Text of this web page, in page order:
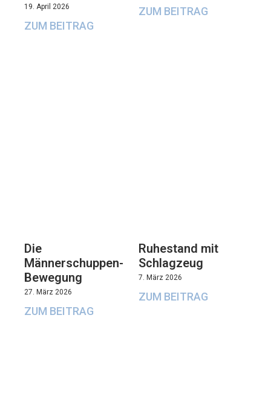
19. April 2026
ZUM BEITRAG
ZUM BEITRAG
Die
Männerschuppen-
Bewegung
27. März 2026
ZUM BEITRAG
Ruhestand mit
Schlagzeug
7. März 2026
ZUM BEITRAG